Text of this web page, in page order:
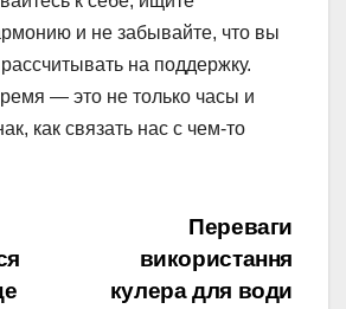
и не забывайте, что вы
на поддержку.
— это не только часы и
как связать нас с чем-то
Переваги
використання
кулера для води